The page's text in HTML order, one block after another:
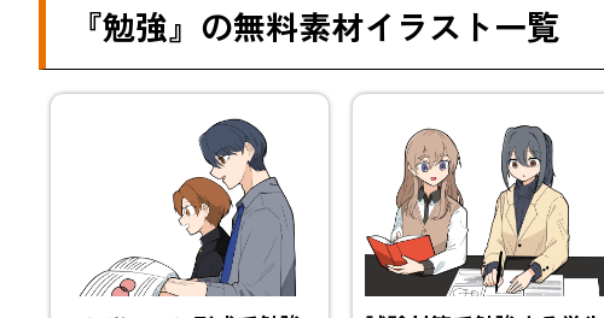
『勉強』の無料素材イラスト一覧